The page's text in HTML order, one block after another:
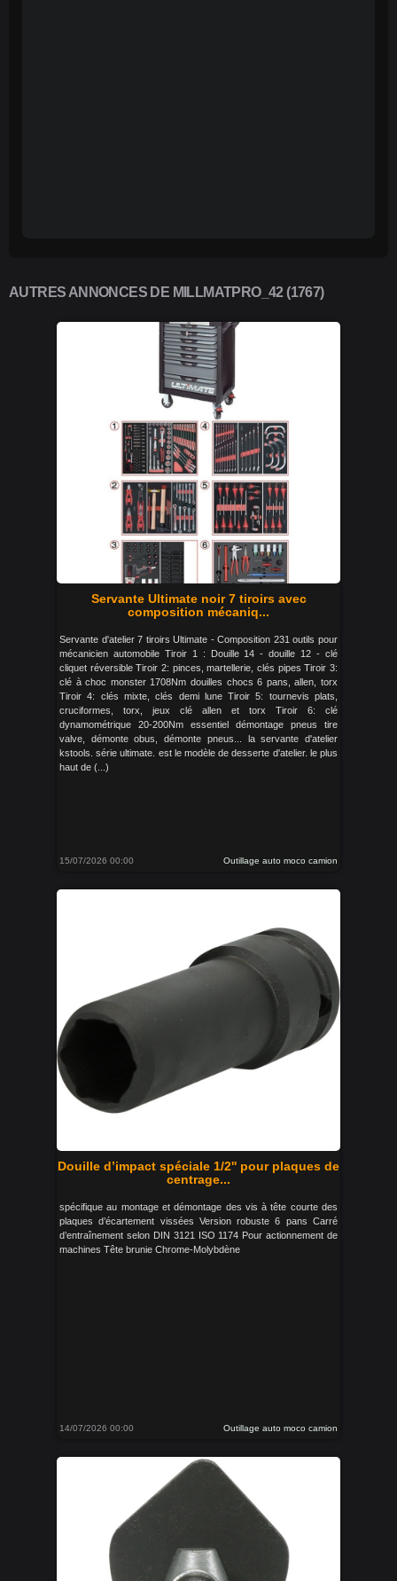
AUTRES ANNONCES DE MILLMATPRO_42 (1767)
Servante Ultimate noir 7 tiroirs avec
composition mécaniq...
Servante d'atelier 7 tiroirs Ultimate - Composition 231 outils pour
mécanicien automobile Tiroir 1 : Douille 14 - douille 12 - clé
cliquet réversible Tiroir 2: pinces, martellerie, clés pipes Tiroir 3:
clé à choc monster 1708Nm douilles chocs 6 pans, allen, torx
Tiroir 4: clés mixte, clés demi lune Tiroir 5: tournevis plats,
cruciformes, torx, jeux clé allen et torx Tiroir 6: clé
dynamométrique 20-200Nm essentiel démontage pneus tire
valve, démonte obus, démonte pneus... la servante d'atelier
kstools. série ultimate. est le modèle de desserte d'atelier. le plus
haut de (...)
15/07/2026 00:00 Outillage auto moco camion
Douille d’impact spéciale 1/2'' pour plaques de
centrage...
spécifique au montage et démontage des vis à tête courte des
plaques d’écartement vissées Version robuste 6 pans Carré
d’entraînement selon DIN 3121 ISO 1174 Pour actionnement de
machines Tête brunie Chrome-Molybdène
14/07/2026 00:00 Outillage auto moco camion